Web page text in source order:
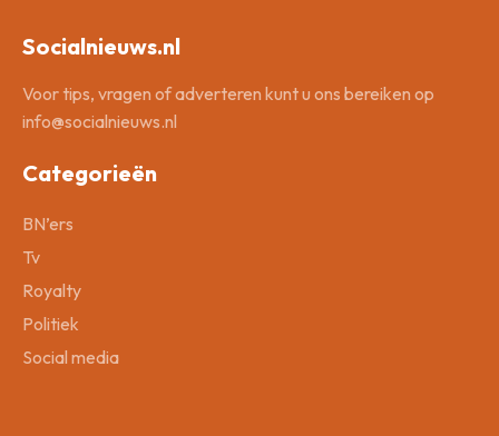
Socialnieuws.nl
Voor tips, vragen of adverteren kunt u ons bereiken op
info@socialnieuws.nl
Categorieën
BN’ers
Tv
Royalty
Politiek
Social media